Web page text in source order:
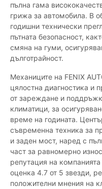
пълна гама
грижа за автомобила. В
годишни технически
пътната безопасност,
смяна на гуми,
дълготрайност.
Механиците на FENIX
цялостна диагностика и
от зареждане и
климатици, за
време на годината.
съвременна техника за
и заден мост, наред с
част за равномерно
репутация на
оценка 4.7 от 5 звезди,
положителни мнения на